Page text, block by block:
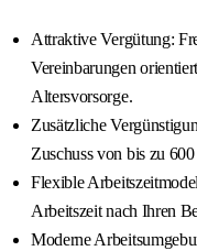
Attraktive Vergütung:
Vereinbarungen
Altersvorsorge.
Zusätzliche
Zuschuss von bis zu
Flexible
Arbeitszeit nach Ihren
Moderne